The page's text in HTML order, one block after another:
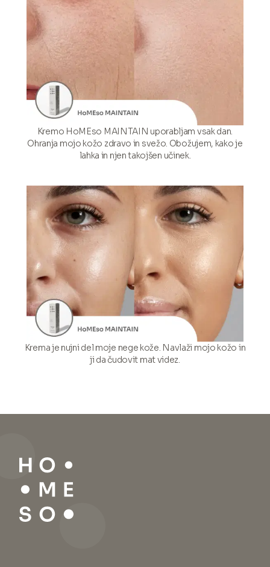
Kremo HoMEso MAINTAIN uporabljam vsak dan.
Ohranja mojo kožo zdravo in svežo. Obožujem, kako je
lahka in njen takojšen učinek.
Krema je nujni del moje nege kože. Navlaži mojo kožo in
ji da čudovit mat videz.